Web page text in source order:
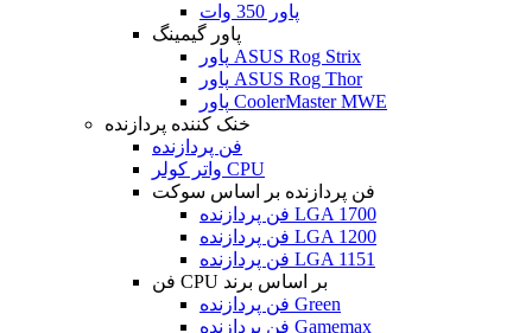
پاور 350 وات
پاور گیمینگ
پاور ASUS Rog Strix
پاور ASUS Rog Thor
پاور CoolerMaster MWE
خنک کننده پردازنده
فن پردازنده
واتر کولر CPU
فن پردازنده بر اساس سوکت
فن پردازنده LGA 1700
فن پردازنده LGA 1200
فن پردازنده LGA 1151
فن CPU بر اساس برند
فن پردازنده Green
فن پردازنده Gamemax